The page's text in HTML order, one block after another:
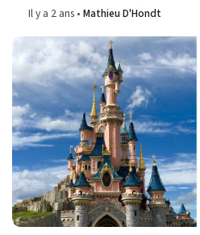
Il y a 2 ans Mathieu D'Hondt